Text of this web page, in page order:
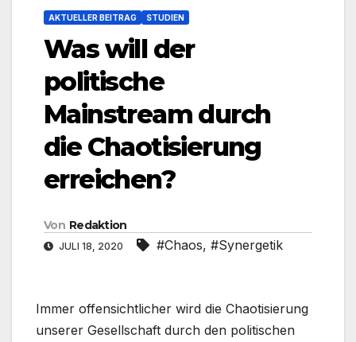
AKTUELLER BEITRAG STUDIEN
Was will der
politische
Mainstream durch
die Chaotisierung
erreichen?
Von Redaktion
JULI 18, 2020 #Chaos, #Synergetik
Immer offensichtlicher wird die Chaotisierung
unserer Gesellschaft durch den politischen